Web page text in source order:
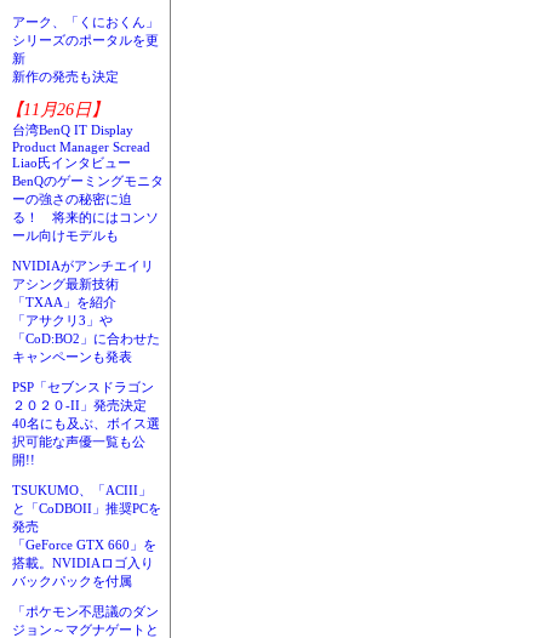
アーク、「くにおくん」
シリーズのポータルを更
新
新作の発売も決定
【11月26日】
台湾BenQ IT Display
Product Manager Scread
Liao氏インタビュー
BenQのゲーミングモニタ
ーの強さの秘密に迫
る！ 将来的にはコンソ
ール向けモデルも
NVIDIAがアンチエイリ
アシング最新技術
「TXAA」を紹介
「アサクリ3」や
「CoD:BO2」に合わせた
キャンペーンも発表
PSP「セブンスドラゴン
２０２０-II」発売決定
40名にも及ぶ、ボイス選
択可能な声優一覧も公
開!!
TSUKUMO、「ACIII」
と「CoDBOII」推奨PCを
発売
「GeForce GTX 660」を
搭載。NVIDIAロゴ入り
バックパックを付属
「ポケモン不思議のダン
ジョン～マグナゲートと